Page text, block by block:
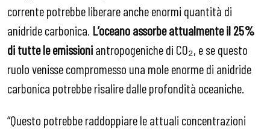
corrente potrebbe liberare anche enormi quantità di
anidride carbonica. L’oceano assorbe attualmente il 25%
di tutte le emissioniantropogeniche di CO₂, e se questo
ruolo venisse compromesso una mole enorme di anidride
carbonica potrebbe risalire dalle profondità oceaniche.
“Questo potrebbe raddoppiare le attuali concentrazioni